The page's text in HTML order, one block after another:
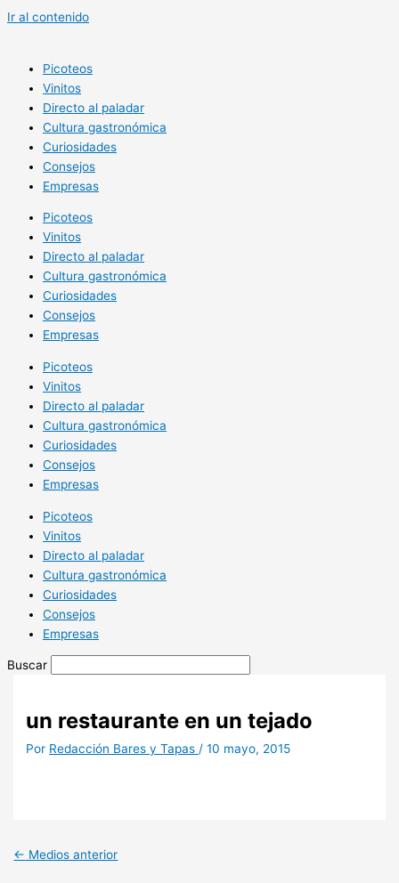
Ir al contenido
Picoteos
Vinitos
Directo al paladar
Cultura gastronómica
Curiosidades
Consejos
Empresas
Picoteos
Vinitos
Directo al paladar
Cultura gastronómica
Curiosidades
Consejos
Empresas
Picoteos
Vinitos
Directo al paladar
Cultura gastronómica
Curiosidades
Consejos
Empresas
Picoteos
Vinitos
Directo al paladar
Cultura gastronómica
Curiosidades
Consejos
Empresas
Buscar
un restaurante en un tejado
Por Redacción Bares y Tapas/10 mayo, 2015
← Medios anterior